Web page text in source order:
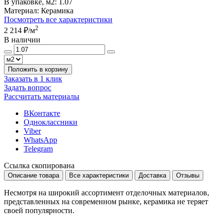
Материал: Керамика
Посмотреть все характеристики
2 214 ₽/м2
В наличии
Положить в корзину
Заказать в 1 клик
Задать вопрос
Рассчитать материалы
ВКонтакте
Одноклассники
Viber
WhatsApp
Telegram
Ссылка скопирована
Описание товара Все характеристики Доставка Отзывы
Несмотря на широкий ассортимент отделочных материалов,
представленных на современном рынке, керамика не теряет
своей популярности.